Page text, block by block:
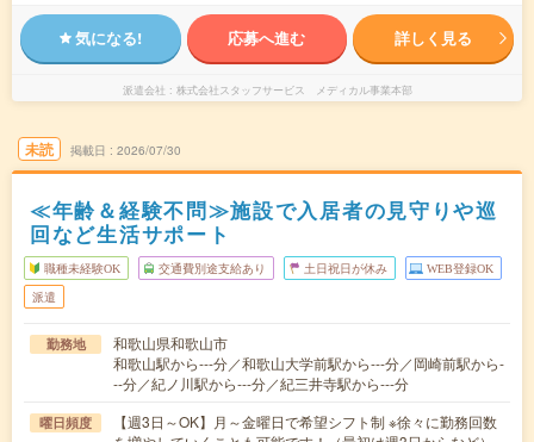
気になる! 応募へ進む 詳しく見る
派遣会社 株式会社スタッフサービス メディカル事業本部
未読 掲載日 2026/07/30
≪年齢＆経験不問≫施設で入居者の見守りや巡
回など生活サポート
職種未経験OK 交通費別途支給あり 土日祝日が休み WEB登録OK
派遣
勤務地
和歌山県和歌山市
和歌山駅から---分／和歌山大学前駅から---分／岡崎前駅から-
--分／紀ノ川駅から---分／紀三井寺駅から---分
曜日頻度
【週3日～OK】月～金曜日で希望シフト制 ※徐々に勤務回数